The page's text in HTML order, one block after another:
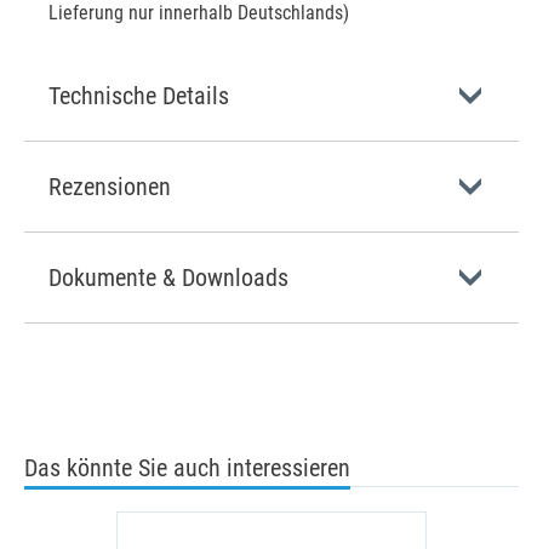
Lieferung nur innerhalb Deutschlands)
Technische Details
Rezensionen
Dokumente & Downloads
Das könnte Sie auch interessieren